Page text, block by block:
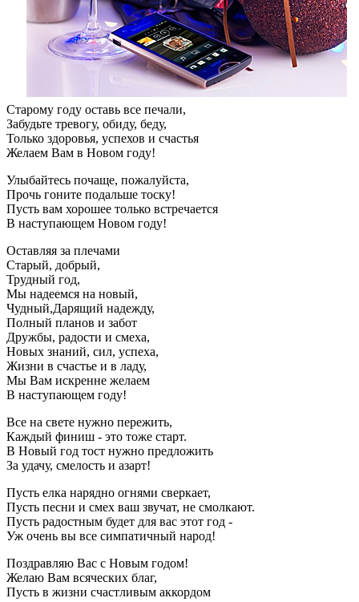
Старому году оставь все печали,
Забудьте тревогу, обиду, беду,
Только здоровья, успехов и счастья
Желаем Вам в Новом году!
Улыбайтесь почаще, пожалуйста,
Прочь гоните подальше тоску!
Пусть вам хорошее только встречается
В наступающем Новом году!
Оставляя за плечами
Старый, добрый,
Трудный год,
Мы надеемся на новый,
Чудный,Дарящий надежду,
Полный планов и забот
Дружбы, радости и смеха,
Новых знаний, сил, успеха,
Жизни в счастье и в ладу,
Мы Вам искренне желаем
В наступающем году!
Все на свете нужно пережить,
Каждый финиш - это тоже старт.
В Новый год тост нужно предложить
За удачу, смелость и азарт!
Пусть елка нарядно огнями сверкает,
Пусть песни и смех ваш звучат, не смолкают.
Пусть радостным будет для вас этот год -
Уж очень вы все симпатичный народ!
Поздравляю Вас с Новым годом!
Желаю Вам всяческих благ,
Пусть в жизни счастливым аккордом